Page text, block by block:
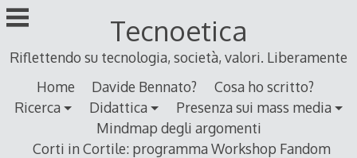
Skip
to
Tecnoetica
Riflettendo su tecnologia, società, valori. Liberamente
Home
Davide Bennato?
Cosa ho scritto?
Ricerca
Didattica
Presenza sui mass media
Mindmap degli argomenti
Corti in Cortile: programma Workshop Fandom